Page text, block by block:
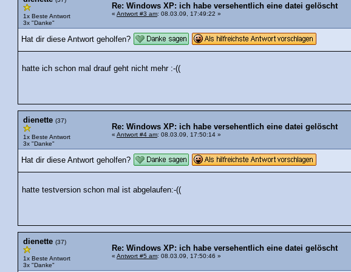
1x Beste Antwort
3x "Danke"
Re: Windows XP: ich habe versehentlich eine datei gelöscht
« Antwort #3 am: 08.03.09, 17:49:22 »
Hat dir diese Antwort geholfen?
hatte ich schon mal drauf geht nicht mehr :-((
dienette (37)
1x Beste Antwort
3x "Danke"
Re: Windows XP: ich habe versehentlich eine datei gelöscht
« Antwort #4 am: 08.03.09, 17:50:14 »
Hat dir diese Antwort geholfen?
hatte testversion schon mal ist abgelaufen:-((
dienette (37)
1x Beste Antwort
3x "Danke"
Re: Windows XP: ich habe versehentlich eine datei gelöscht
« Antwort #5 am: 08.03.09, 17:50:46 »